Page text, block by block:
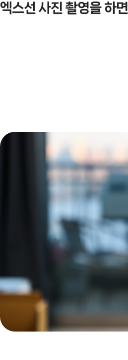
엑스선 사진 촬영을 하